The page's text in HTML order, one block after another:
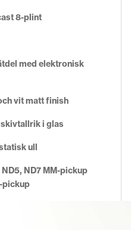
8-plint
med elektronisk
vit matt finish
i glas
ull
ND7 MM-pickup
pickup